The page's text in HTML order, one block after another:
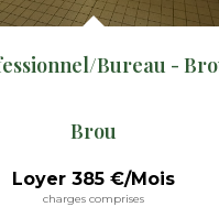
Brou
Loyer 385 €/mois
charges comprises